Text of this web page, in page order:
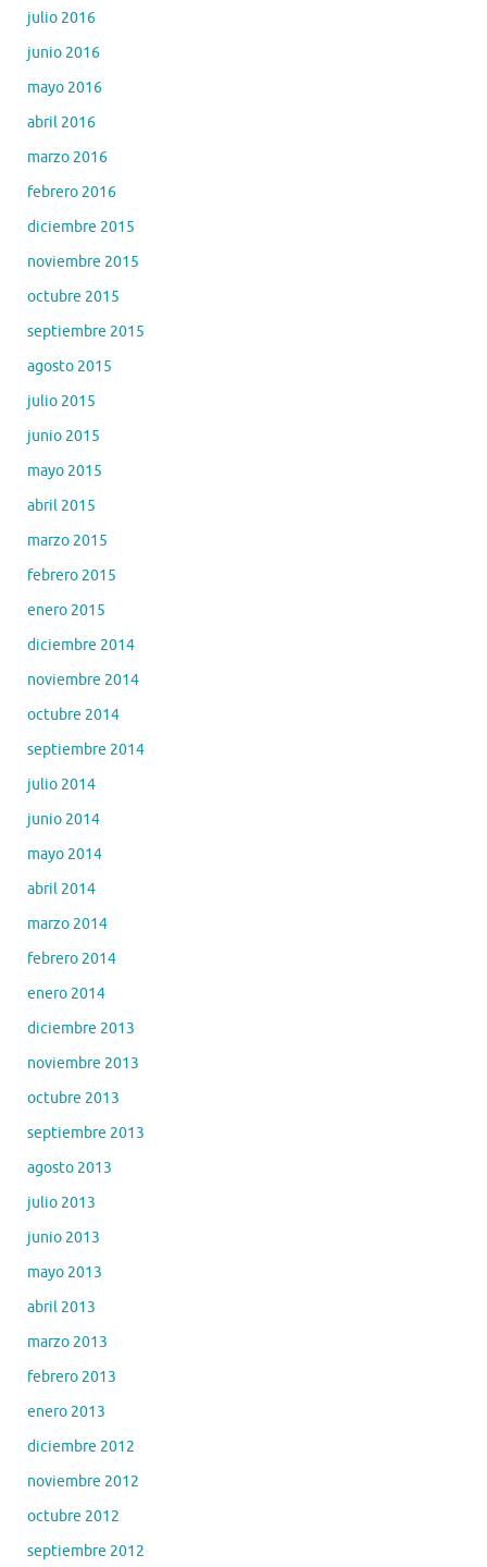
julio 2016
junio 2016
mayo 2016
abril 2016
marzo 2016
febrero 2016
diciembre 2015
noviembre 2015
octubre 2015
septiembre 2015
agosto 2015
julio 2015
junio 2015
mayo 2015
abril 2015
marzo 2015
febrero 2015
enero 2015
diciembre 2014
noviembre 2014
octubre 2014
septiembre 2014
julio 2014
junio 2014
mayo 2014
abril 2014
marzo 2014
febrero 2014
enero 2014
diciembre 2013
noviembre 2013
octubre 2013
septiembre 2013
agosto 2013
julio 2013
junio 2013
mayo 2013
abril 2013
marzo 2013
febrero 2013
enero 2013
diciembre 2012
noviembre 2012
octubre 2012
septiembre 2012